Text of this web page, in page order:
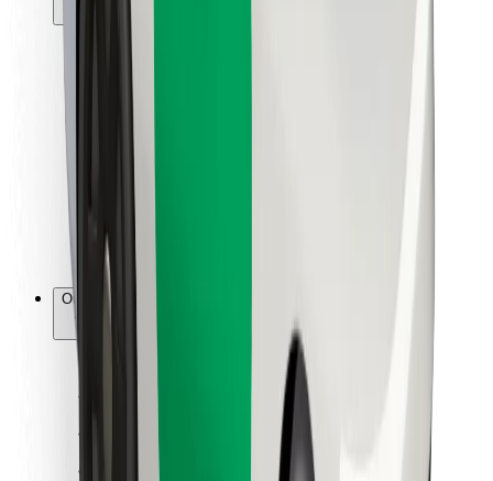
Para passageiros
Para motoristas
Bolt Food
Para gestores de frota
Para restaurantes
Bolt for Business
Outros
Fornecedores
Termos & Condições
Segurança